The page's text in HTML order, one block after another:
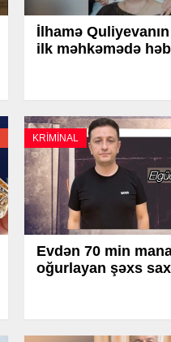
İlhamə Quliyevanın
ilk məhkəmədə
KRİMİNAL
Evdən 70 min
oğurlayan şəxs